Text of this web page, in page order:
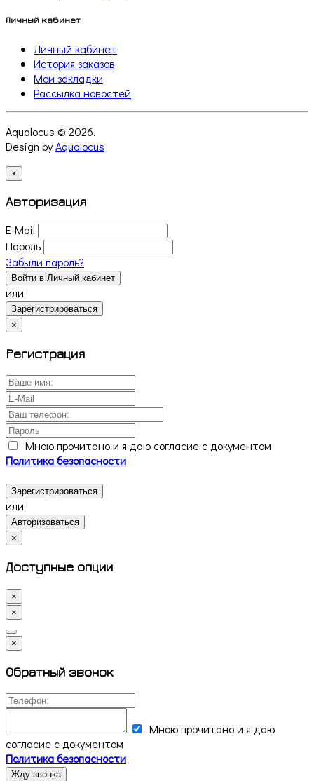
Личный кабинет
Личный кабинет
История заказов
Мои закладки
Рассылка новостей
Aqualocus © 2026.
Design byAqualocus
×
Авторизация
E-Mail
Пароль
Забыли пароль?
Войти в Личный кабинет
или
Зарегистрироваться
×
Регистрация
Мною прочитано и я даю согласие с документом
Политика безопасности
Зарегистрироваться
или
Авторизоваться
×
Доступные опции
×
×
×
Обратный звонок
Мною прочитано и я даю
согласие с документом
Политика безопасности
Жду звонка